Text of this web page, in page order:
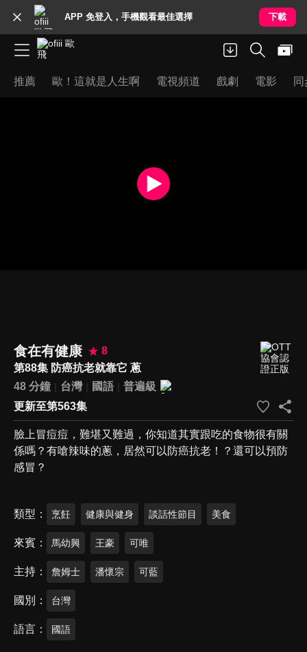
APP 免登入，手機觀看最佳選擇 下載
推薦 歐！這就是人生啊 電視頻道 戲劇 電影
食在有健康
8
第88集 防癌抗老就靠它 蔥
48 分鐘
台灣 國語
普遍級
更新至第563集
臉上冒痘痘，難堪又難過，你知道其實跟吃的食物很有關
係嗎？有嗆辣味的蔥，居然可以防癌抗老！？還可以預防
感冒？
類型 烹飪 健康與健身 談話性節目 美食
來賓 馬幼興 王豪 可唯
主持 詹姆士 潘懷宗 可藍
國別 台灣
語言 國語